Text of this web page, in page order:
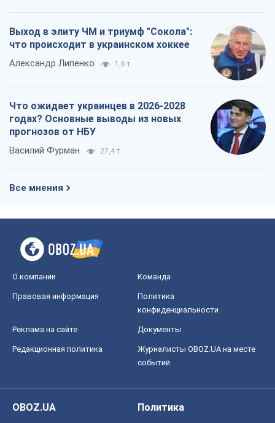
Выход в элиту ЧМ и триумф "Сокола":
что происходит в украинском хоккее
Александр Липенко 1,6 т.
Что ожидает украинцев в 2026-2028
годах? Основные выводы из новых
прогнозов от НБУ
Василий Фурман 27,4 т.
Все мнения
О компании Команда
Правовая информация
Политика
конфиденциальности
Реклама на сайте Документы
Редакционная политика
Журналисты OBOZ.UA на месте
событий
OBOZ.UA
Политика